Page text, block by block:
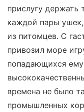
прислугу держать
каждой пары
из питомцев. С
привозил море
попадающихся ему
времена не было
промышленных